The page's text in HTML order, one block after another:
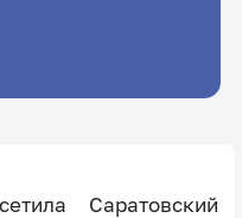
Саратовский